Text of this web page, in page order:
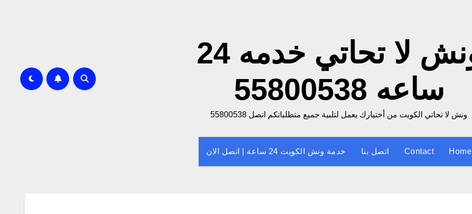
ونش لا تحاتي خدمه 24
ساعه 55800538
ونش لا تحاتي الكويت من أختيارك يعمل لتلبية جميع متطلباتكم اتصل 55800538
Home
Contact اتصل بنا خدمة ونش الكويت 24 ساعة | اتصل الان